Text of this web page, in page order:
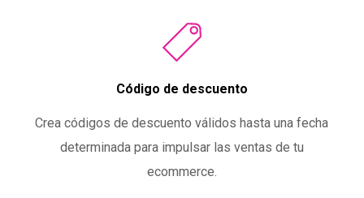
Código de descuento
Crea códigos de descuento válidos hasta una fecha
determinada para impulsar las ventas de tu
ecommerce.